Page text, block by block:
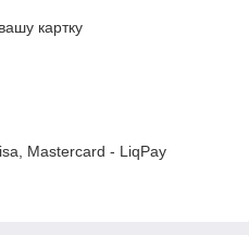
картку
Mastercard - LiqPay